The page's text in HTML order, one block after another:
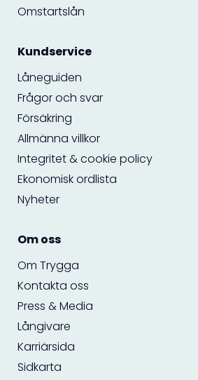
Omstartslån
Kundservice
Låneguiden
Frågor och svar
Försäkring
Allmänna villkor
Integritet & cookie policy
Ekonomisk ordlista
Nyheter
Om oss
Om Trygga
Kontakta oss
Press & Media
Långivare
Karriärsida
Sidkarta